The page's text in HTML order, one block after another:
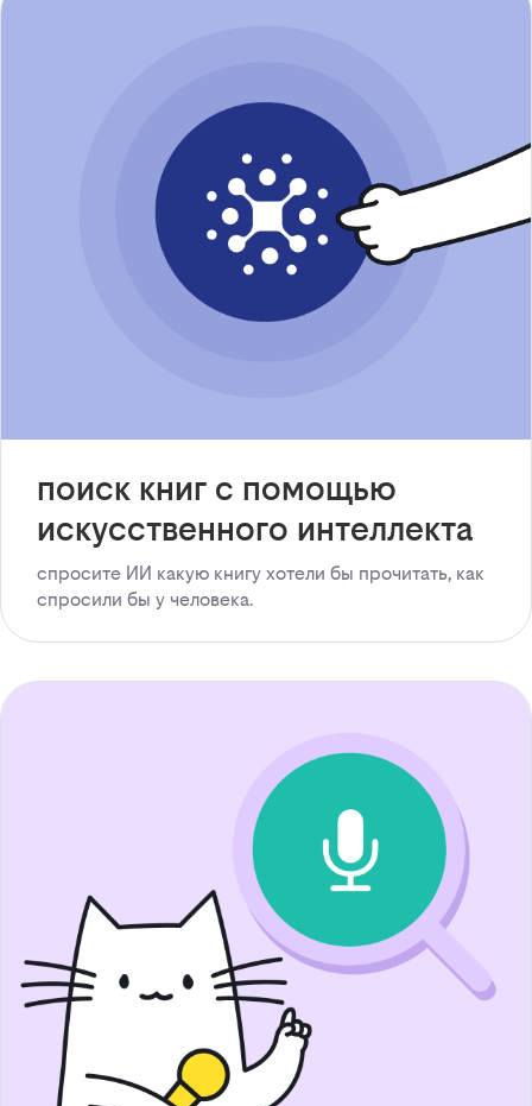
поиск книг с помощью
искусственного интеллекта
спросите ИИ какую книгу хотели бы прочитать, как
спросили бы у человека.